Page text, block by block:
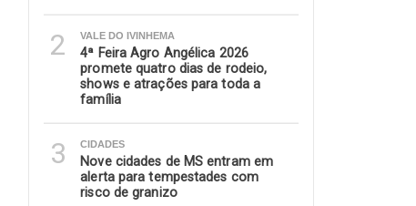
2 VALE DO IVINHEMA
4ª Feira Agro Angélica 2026
promete quatro dias de rodeio,
shows e atrações para toda a
família
3 CIDADES
Nove cidades de MS entram em
alerta para tempestades com
risco de granizo